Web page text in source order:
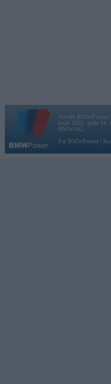
Vortāls
kopš 2002. gada 14.
BMW AG.
Par BMWPower